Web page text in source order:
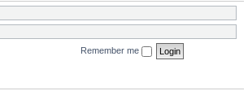
Remember me